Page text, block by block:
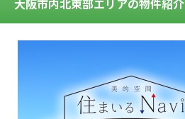
大阪市内北東部エリアの物件紹介